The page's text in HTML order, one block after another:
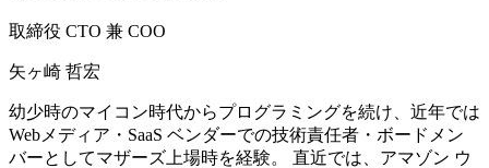
取締役 CTO 兼 COO
矢ヶ崎 哲宏
幼少時のマイコン時代からプログラミングを続け、近年では
Webメディア・SaaS ベンダーでの技術責任者・ボードメン
バーとしてマザーズ上場時を経験。 直近では、アマゾン ウ